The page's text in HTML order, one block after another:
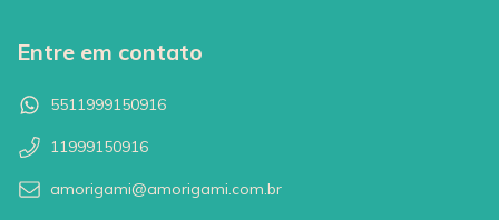
Entre em contato
5511999150916
11999150916
amorigami@amorigami.com.br